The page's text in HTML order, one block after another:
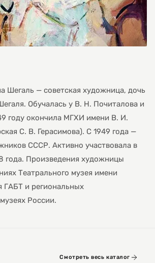
Шегаль — советская художница, дочь
Обучалась у В. Н. Почиталова и
году окончила МГХИ имени В. И.
С. В. Герасимова). С 1949 года —
СССР. Активно участвовала в
года. Произведения художницы
Театрального музея имени
ГАБТ и региональных
России.
Смотреть весь каталог